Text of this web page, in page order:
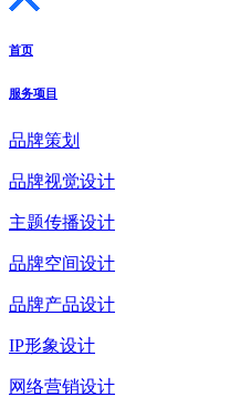
首页
服务项目
品牌策划
品牌视觉设计
主题传播设计
品牌空间设计
品牌产品设计
IP形象设计
网络营销设计